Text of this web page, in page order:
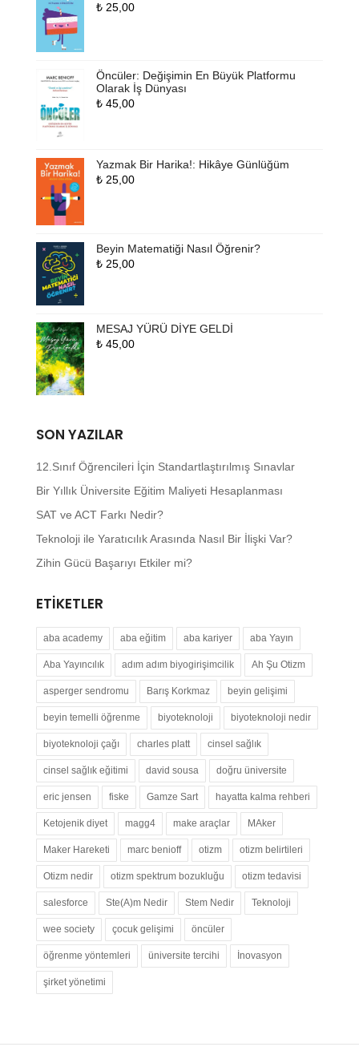
₺25,00
Öncüler: Değişimin En Büyük Platformu
Olarak İş Dünyası
₺45,00
Yazmak Bir Harika!: Hikâye Günlüğüm
₺25,00
Beyin Matematiği Nasıl Öğrenir?
₺25,00
MESAJ YÜRÜ DİYE GELDİ
₺45,00
SON YAZILAR
12.Sınıf Öğrencileri İçin Standartlaştırılmış Sınavlar
Bir Yıllık Üniversite Eğitim Maliyeti Hesaplanması
SAT ve ACT Farkı Nedir?
Teknoloji ile Yaratıcılık Arasında Nasıl Bir İlişki Var?
Zihin Gücü Başarıyı Etkiler mi?
ETIKETLER
aba academy aba eğitim aba kariyer aba Yayın
Aba Yayıncılık adım adım biyogirişimcilik Ah Şu Otizm
asperger sendromu Barış Korkmaz beyin gelişimi
beyin temelli öğrenme biyoteknoloji biyoteknoloji nedir
biyoteknoloji çağı charles platt cinsel sağlık
cinsel sağlık eğitimi david sousa doğru üniversite
eric jensen fiske Gamze Sart hayatta kalma rehberi
Ketojenik diyet magg4 make araçlar MAker
Maker Hareketi marc benioff otizm otizm belirtileri
Otizm nedir otizm spektrum bozukluğu otizm tedavisi
salesforce Ste(A)m Nedir Stem Nedir Teknoloji
wee society çocuk gelişimi öncüler
öğrenme yöntemleri üniversite tercihi İnovasyon
şirket yönetimi